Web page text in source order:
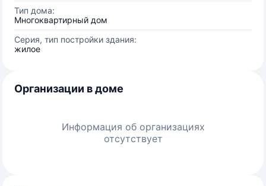
Тип дома:
Многоквартирный дом
Серия, тип постройки здания:
жилое
Организации в доме
Информация об организациях
отсутствует